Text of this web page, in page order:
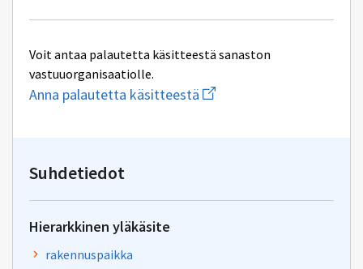
Voit antaa palautetta käsitteestä sanaston
vastuuorganisaatiolle.
Anna palautetta käsitteestä Aloita
uuden
Suhdetiedot
Hierarkkinen yläkäsite
rakennuspaikka